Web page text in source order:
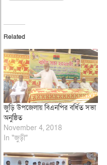
Related
জুড়ি উপজেলায় বিএনপির বর্ধিত সভা
অনুষ্ঠিত
November 4, 2018
In "জুড়ী"